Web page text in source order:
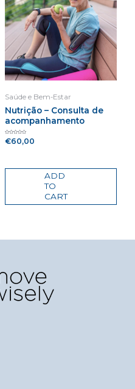
Saúde e Bem-Estar
Nutrição – Consulta de
acompanhamento
Rated
0€60,00
ADD
TO
CART